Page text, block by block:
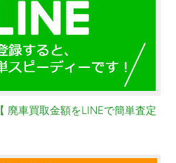
【 廃車買取金額をLINEで簡単査定